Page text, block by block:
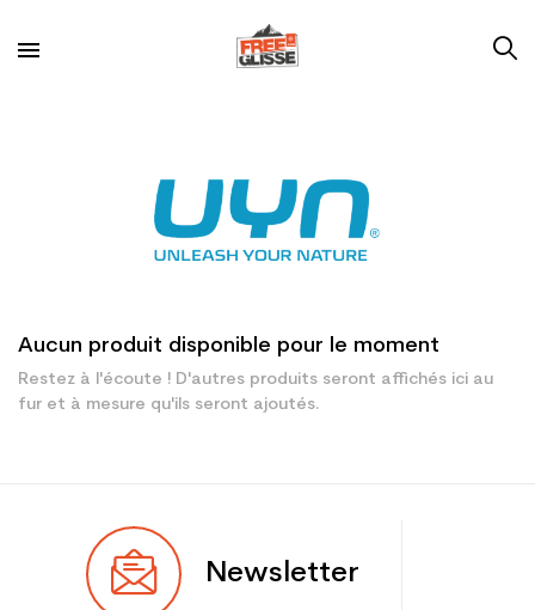
Aucun produit disponible pour le moment
Restez à l'écoute ! D'autres produits seront affichés ici au
fur et à mesure qu'ils seront ajoutés.
Newsletter